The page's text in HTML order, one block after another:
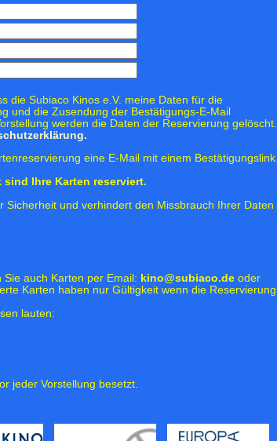
die Subiaco Kinos e.V. meine Daten für die
und die Zusendung der Bestätigungs-E-Mail
werden die Daten der Reservierung gelöscht.
eine E-Mail mit einem Bestätigungslink.
Ihre Karten reserviert.
Sicherheit und verhindert den Missbrauch Ihrer Daten
auch Karten per Email: kino@subiaco.de oder
Karten haben nur Gültigkeit wenn die Reservierung
lauten:
jeder Vorstellung besetzt.